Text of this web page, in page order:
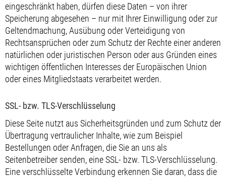
eingeschränkt haben, dürfen diese Daten – von ihrer
Speicherung abgesehen – nur mit Ihrer Einwilligung oder zur
Geltendmachung, Ausübung oder Verteidigung von
Rechtsansprüchen oder zum Schutz der Rechte einer anderen
natürlichen oder juristischen Person oder aus Gründen eines
wichtigen öffentlichen Interesses der Europäischen Union
oder eines Mitgliedstaats verarbeitet werden.
SSL- bzw. TLS-Verschlüsselung
Diese Seite nutzt aus Sicherheitsgründen und zum Schutz der
Übertragung vertraulicher Inhalte, wie zum Beispiel
Bestellungen oder Anfragen, die Sie an uns als
Seitenbetreiber senden, eine SSL- bzw. TLS-Verschlüsselung.
Eine verschlüsselte Verbindung erkennen Sie daran, dass die